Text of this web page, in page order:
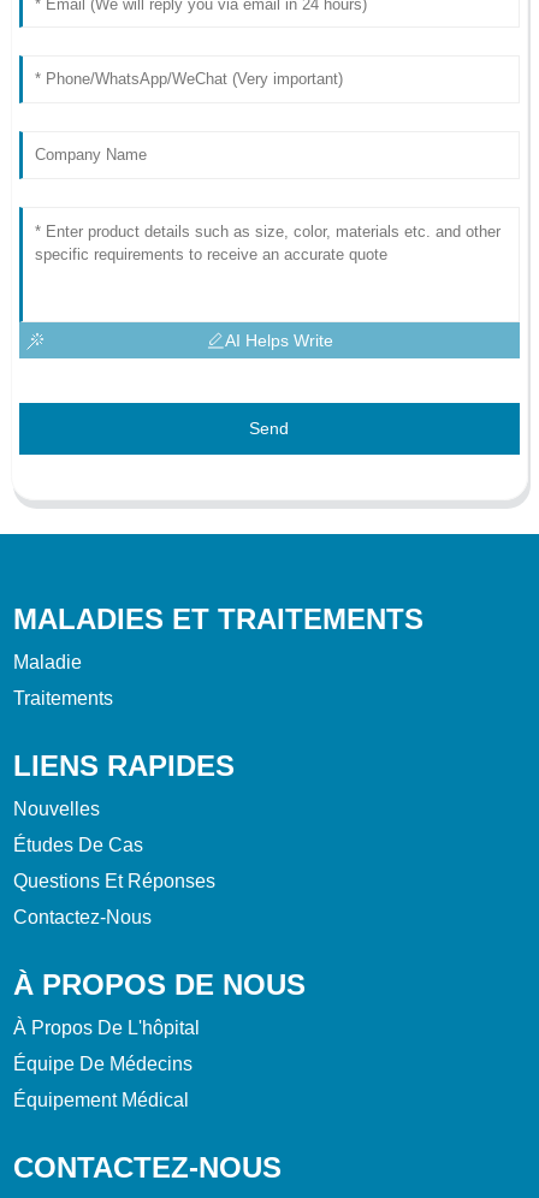
AI Helps Write
Send
MALADIES ET TRAITEMENTS
Maladie
Traitements
LIENS RAPIDES
Nouvelles
Études De Cas
Questions Et Réponses
Contactez-Nous
À PROPOS DE NOUS
À Propos De L'hôpital
Équipe De Médecins
Équipement Médical
CONTACTEZ-NOUS